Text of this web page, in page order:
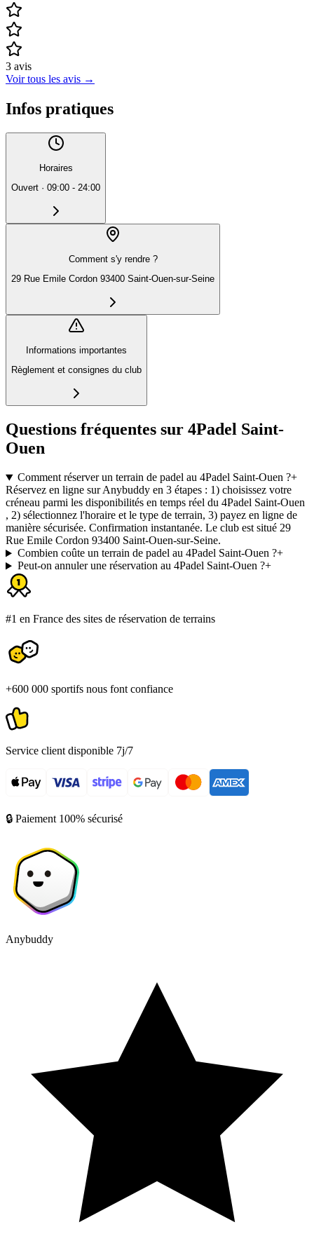
3 avis
Voir tous les avis →
Infos pratiques
Horaires
Ouvert · 09:00 - 24:00
Comment s'y rendre ?
29 Rue Emile Cordon 93400 Saint-Ouen-sur-Seine
Informations importantes
Règlement et consignes du club
Questions fréquentes sur 4Padel Saint-
Ouen
Comment réserver un terrain de padel au 4Padel Saint-Ouen ?+
Réservez en ligne sur Anybuddy en 3 étapes : 1) choisissez votre
créneau parmi les disponibilités en temps réel du 4Padel Saint-Ouen
, 2) sélectionnez l'horaire et le type de terrain, 3) payez en ligne de
manière sécurisée. Confirmation instantanée. Le club est situé 29
Rue Emile Cordon 93400 Saint-Ouen-sur-Seine.
Combien coûte un terrain de padel au 4Padel Saint-Ouen ?+
Peut-on annuler une réservation au 4Padel Saint-Ouen ?+
#1 en France des sites de réservation de terrains
+600 000 sportifs nous font confiance
Service client disponible 7j/7
🔒 Paiement 100% sécurisé
Anybuddy